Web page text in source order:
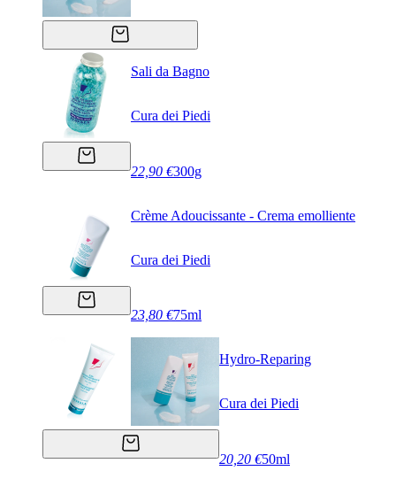
Sali da Bagno
Cura dei Piedi
22,90 €300g
Crème Adoucissante - Crema emolliente
Cura dei Piedi
23,80 €75ml
Hydro-Reparing
Cura dei Piedi
20,20 €50ml